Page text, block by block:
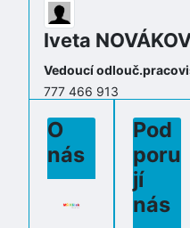
Iveta
Vedoucí
777 466 913
O
nás
Pod
poru
jí
nás